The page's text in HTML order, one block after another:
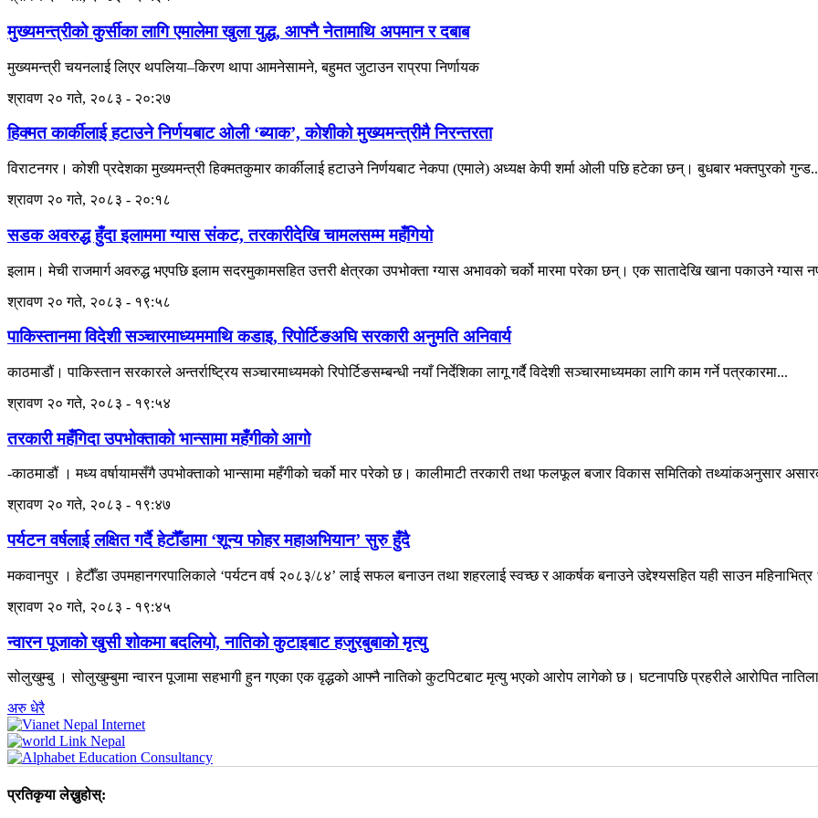
मुख्यमन्त्रीको कुर्सीका लागि एमालेमा खुला युद्ध, आफ्नै नेतामाथि अपमान र दबाब
मुख्यमन्त्री चयनलाई लिएर थपलिया–किरण थापा आमनेसामने, बहुमत जुटाउन राप्रपा निर्णायक
श्रावण २० गते, २०८३ - २०:२७
हिक्मत कार्कीलाई हटाउने निर्णयबाट ओली ‘ब्याक’, कोशीको मुख्यमन्त्रीमै निरन्तरता
विराटनगर। कोशी प्रदेशका मुख्यमन्त्री हिक्मतकुमार कार्कीलाई हटाउने निर्णयबाट नेकपा (एमाले) अध्यक्ष केपी शर्मा ओली पछि हटेका छन्। बुधबार भक्तपुरको
श्रावण २० गते, २०८३ - २०:१८
सडक अवरुद्ध हुँदा इलाममा ग्यास संकट, तरकारीदेखि चामलसम्म महँगियो
इलाम। मेची राजमार्ग अवरुद्ध भएपछि इलाम सदरमुकामसहित उत्तरी क्षेत्रका उपभोक्ता ग्यास अभावको चर्को मारमा परेका छन्। एक सातादेखि खाना पकाउने ग्यास
श्रावण २० गते, २०८३ - १९:५८
पाकिस्तानमा विदेशी सञ्चारमाध्यममाथि कडाइ, रिपोर्टिङअघि सरकारी अनुमति अनिवार्य
काठमाडौं। पाकिस्तान सरकारले अन्तर्राष्ट्रिय सञ्चारमाध्यमको रिपोर्टिङसम्बन्धी नयाँ निर्देशिका लागू गर्दै विदेशी सञ्चारमाध्यमका लागि काम गर्ने पत्रकारमा...
श्रावण २० गते, २०८३ - १९:५४
तरकारी महँगिदा उपभोक्ताको भान्सामा महँगीको आगो
-काठमाडौं । मध्य वर्षायामसँगै उपभोक्ताको भान्सामा महँगीको चर्को मार परेको छ। कालीमाटी तरकारी तथा फलफूल बजार विकास समितिको तथ्यांकअनुसार
श्रावण २० गते, २०८३ - १९:४७
पर्यटन वर्षलाई लक्षित गर्दै हेटौँडामा ‘शून्य फोहर महाअभियान’ सुरु हुँदै
मकवानपुर । हेटौँडा उपमहानगरपालिकाले ‘पर्यटन वर्ष २०८३/८४’ लाई सफल बनाउन तथा शहरलाई स्वच्छ र आकर्षक बनाउने उद्देश्यसहित यही साउन महिनाभित्र
श्रावण २० गते, २०८३ - १९:४५
न्वारन पूजाको खुसी शोकमा बदलियो, नातिको कुटाइबाट हजुरबुबाको मृत्यु
सोलुखुम्बु । सोलुखुम्बुमा न्वारन पूजामा सहभागी हुन गएका एक वृद्धको आफ्नै नातिको कुटपिटबाट मृत्यु भएको आरोप लागेको छ। घटनापछि प्रहरीले आरोपित
अरु धेरै
प्रतिकृया लेख्नुहोस्: